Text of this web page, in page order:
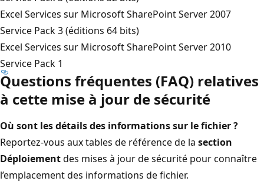
Excel Services sur Microsoft SharePoint Server 2007
Service Pack 3 (éditions 64 bits)
Excel Services sur Microsoft SharePoint Server 2010
Service Pack 1
Questions fréquentes (FAQ) relatives
à cette mise à jour de sécurité
Où sont les détails des informations sur le fichier ?
Reportez-vous aux tables de référence de la section
Déploiementdes mises à jour de sécurité pour connaître
l’emplacement des informations de fichier.